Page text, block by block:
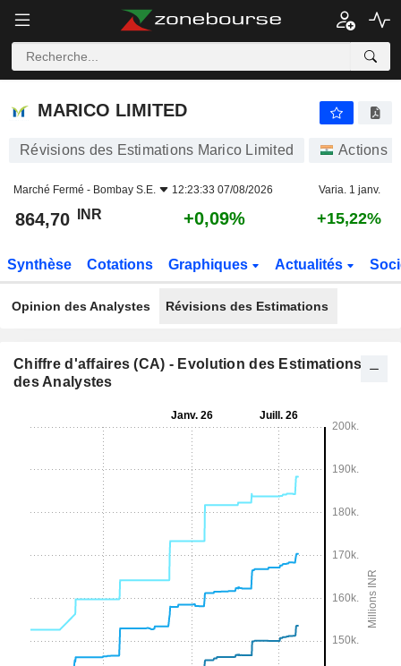
MARICO LIMITED
MARICO LIMITED
Révisions des Estimations Marico Limited Actions
Marché Fermé - Bombay S.E. 12:23:33 07/08/2026 Varia. 1 janv.
864,70 INR +0,09% +15,22%
Synthèse Cotations Graphiques Actualités
Opinion des Analystes Révisions des Estimations
Chiffre d'affaires (CA) - Evolution des Estimations
des Analystes